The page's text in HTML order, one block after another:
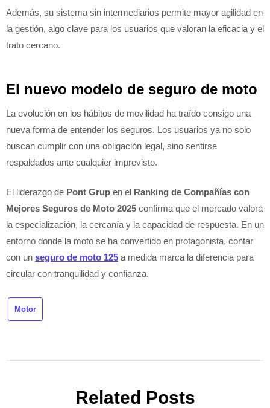
Además, su sistema sin intermediarios permite mayor agilidad en
la gestión, algo clave para los usuarios que valoran la eficacia y el
trato cercano.
El nuevo modelo de seguro de moto
La evolución en los hábitos de movilidad ha traído consigo una
nueva forma de entender los seguros. Los usuarios ya no solo
buscan cumplir con una obligación legal, sino sentirse
respaldados ante cualquier imprevisto.
El liderazgo de Pont Grup en el Ranking de Compañías con
Mejores Seguros de Moto 2025 confirma que el mercado valora
la especialización, la cercanía y la capacidad de respuesta. En un
entorno donde la moto se ha convertido en protagonista, contar
con un seguro de moto 125 a medida marca la diferencia para
circular con tranquilidad y confianza.
Motor
Related Posts